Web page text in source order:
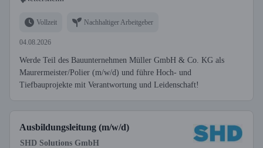
Vollzeit Nachhaltiger Arbeitgeber
04.08.2026
Werde Teil des Bauunternehmen Müller GmbH & Co. KG als
Maurermeister/Polier (m/w/d) und führe Hoch- und
Tiefbauprojekte mit Verantwortung und Leidenschaft!
Ausbildungsleitung (m/w/d)
SHD Solutions GmbH